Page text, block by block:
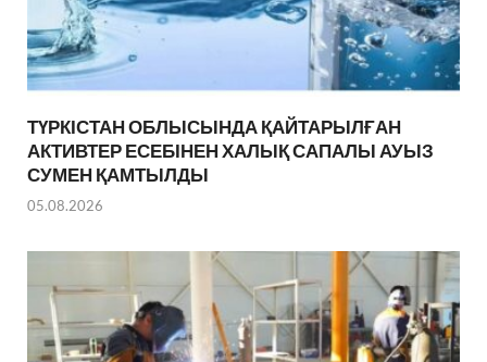
ТҮРКІСТАН ОБЛЫСЫНДА ҚАЙТАРЫЛҒАН
АКТИВТЕР ЕСЕБІНЕН ХАЛЫҚ САПАЛЫ АУЫЗ
СУМЕН ҚАМТЫЛДЫ
05.08.2026